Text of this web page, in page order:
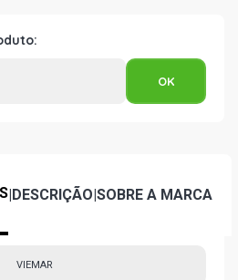
|DESCRIÇÃO|SOBRE A MARCA
VIEMAR